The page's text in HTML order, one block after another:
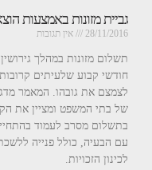
גביית מזונות באמצעות
28/11/2016 אין תגובות
תשלום מזונות במהלך
חודשי קבוע שלעיתים
לצמצם את גובהו. המאמר
של בתי המשפט ומציין את
בתשלום מסרב לעמוד
עם הבעיה, כולל פנייה
לכינון הזכויות.